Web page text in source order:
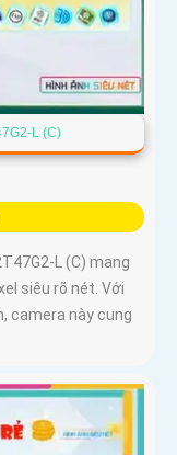
L (C)
L (C) mang
siêu rõ nét. Với
camera này cung